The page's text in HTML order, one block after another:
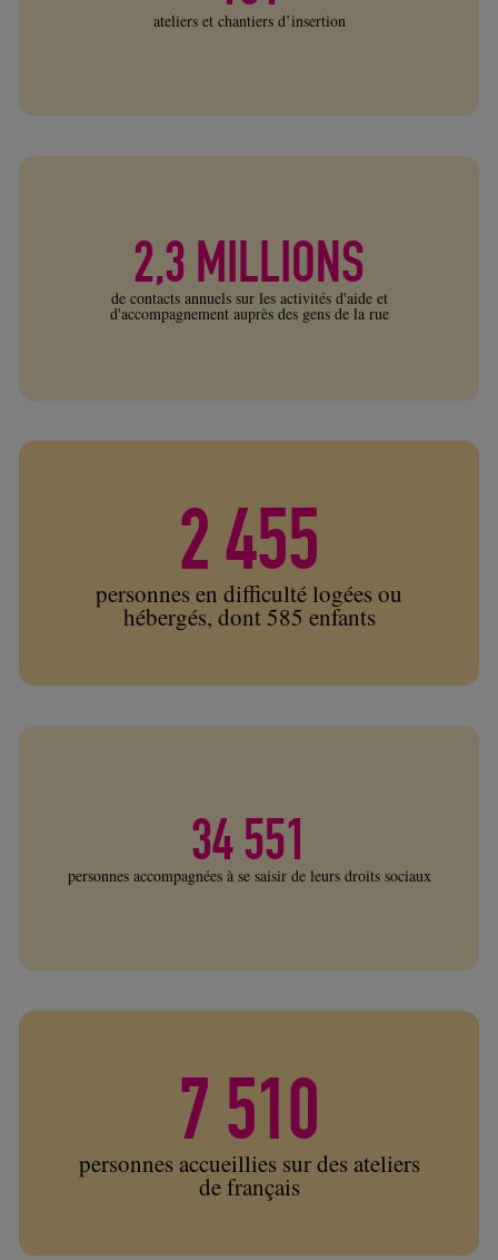
ateliers et chantiers d’insertion
2,3 MILLIONS
de contacts annuels sur les activités d'aide et
d'accompagnement auprès des gens de la rue
2 455
personnes en difficulté logées ou
hébergés, dont 585 enfants
34 551
personnes accompagnées à se saisir de leurs droits sociaux
7 510
personnes accueillies sur des ateliers
de français